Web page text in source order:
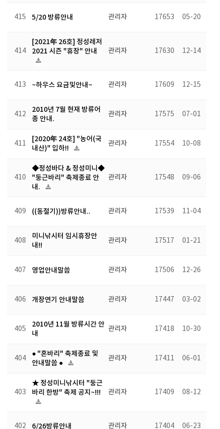
415 5/20 방류안내 관리자 17653 05-20
414
[2021年 26호] 정성레저
2021 시즌 "휴장" 안내
관리자 17630 12-14
413 ~하우스 요금및안내~ 관리자 17609 12-15
412
2010년 7월 현재 방류어
종 안내.
관리자 17575 07-01
411
[2020年 24호] "농어(국
내산)" 입하!!
관리자 17554 10-08
410
◆정성바다 & 정성미니◆
"둥근바리" 축제종료 안
내.
관리자 17548 09-06
409 ((동절기))방류안내.. 관리자 17539 11-04
408
미니낚시터 임시휴장안
내!!
관리자 17517 01-21
407 영업안내말씀 관리자 17506 12-26
406 개장연기 안내말씀 관리자 17447 03-02
405
2010년 11월 방류시간 안
내
관리자 17418 10-30
404
● "혼바리" 축제종료 및
안내말씀 ●
관리자 17411 06-01
403
★ 정성미니낚시터 "둥근
바리 한방" 축제 공지~!!!
관리자 17409 08-12
402 6/26방류안내 관리자 17404 06-23